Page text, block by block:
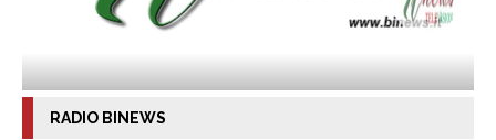
RADIO BINEWS